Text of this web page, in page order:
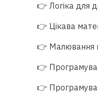
👉 Логіка для
👉 Цікава
👉 Малювання
👉
👉